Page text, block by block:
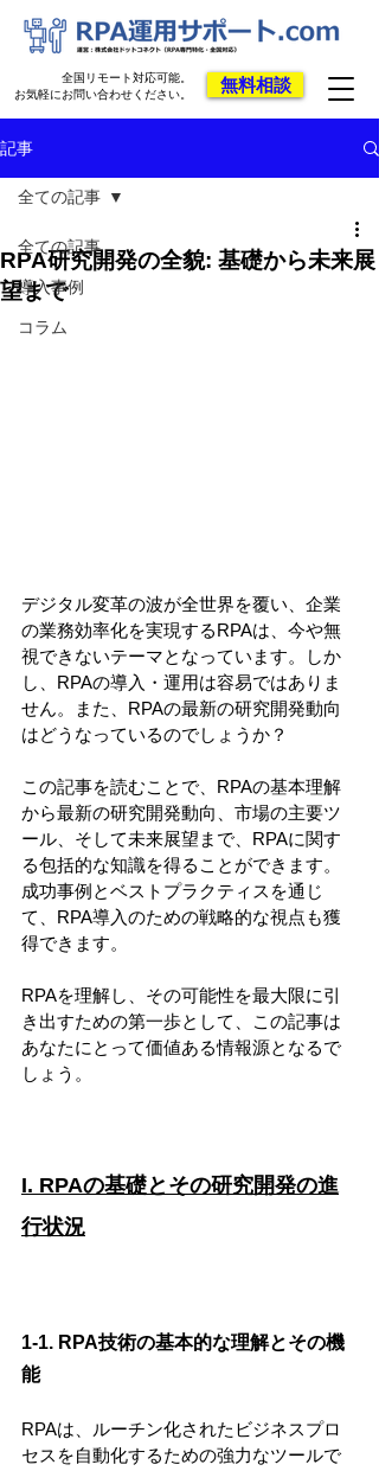
無料相談
全国リモート対応可能。
お気軽にお問い合わせください。
記事
全ての記事
導入事例
コラム
全ての記事
RPA研究開発の全貌: 基礎から未来展
望まで
デジタル変革の波が全世界を覆い、企業
の業務効率化を実現するRPAは、今や無
視できないテーマとなっています。しか
し、RPAの導入・運用は容易ではありま
せん。また、RPAの最新の研究開発動向
はどうなっているのでしょうか？
この記事を読むことで、RPAの基本理解
から最新の研究開発動向、市場の主要ツ
ール、そして未来展望まで、RPAに関す
る包括的な知識を得ることができます。
成功事例とベストプラクティスを通じ
て、RPA導入のための戦略的な視点も獲
得できます。
RPAを理解し、その可能性を最大限に引
き出すための第一歩として、この記事は
あなたにとって価値ある情報源となるで
しょう。
I. RPAの基礎とその研究開発の進
行状況
1-1. RPA技術の基本的な理解とその機
能
RPAは、ルーチン化されたビジネスプロ
セスを自動化するための強力なツールで